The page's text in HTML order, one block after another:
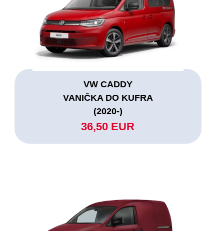
VW CADDY
VANIČKA DO KUFRA
(2020-)
36,50 EUR